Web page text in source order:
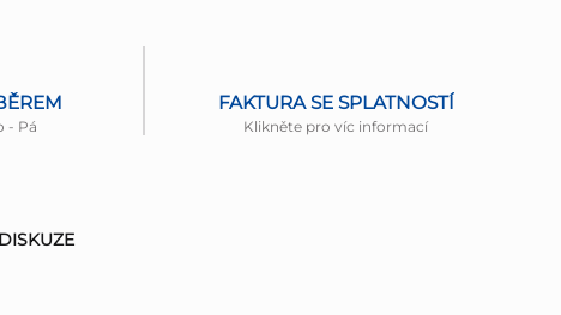
- Pá
FAKTURA SE SPLATNOSTÍ
Klikněte pro víc informací